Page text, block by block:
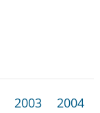
2003
2004